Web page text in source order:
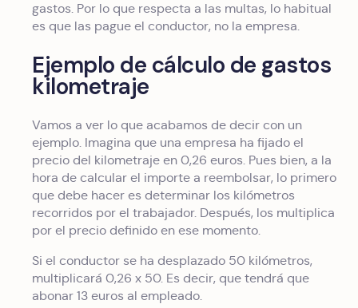
gastos. Por lo que respecta a las multas, lo habitual
es que las pague el conductor, no la empresa.
Ejemplo de cálculo de gastos
kilometraje
Vamos a ver lo que acabamos de decir con un
ejemplo. Imagina que una empresa ha fijado el
precio del kilometraje en 0,26 euros. Pues bien, a la
hora de calcular el importe a reembolsar, lo primero
que debe hacer es determinar los kilómetros
recorridos por el trabajador. Después, los multiplica
por el precio definido en ese momento.
Si el conductor se ha desplazado 50 kilómetros,
multiplicará 0,26 x 50. Es decir, que tendrá que
abonar 13 euros al empleado.